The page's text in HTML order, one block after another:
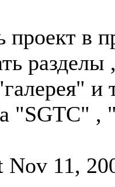
в
и
"SGTC" ,
Nov 11,